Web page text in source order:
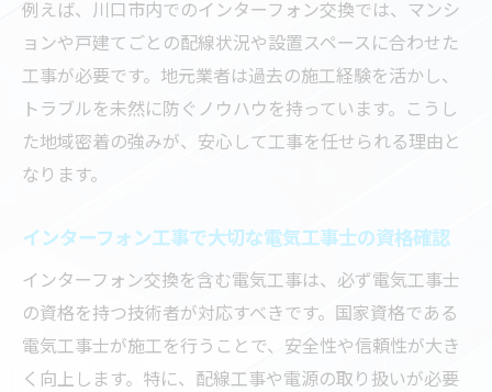
例えば、川口市内でのインターフォン交換では、マンシ
ョンや戸建てごとの配線状況や設置スペースに合わせた
工事が必要です。地元業者は過去の施工経験を活かし、
トラブルを未然に防ぐノウハウを持っています。こうし
た地域密着の強みが、安心して工事を任せられる理由と
なります。
インターフォン工事で大切な電気工事士の資格確認
インターフォン交換を含む電気工事は、必ず電気工事士
の資格を持つ技術者が対応すべきです。国家資格である
電気工事士が施工を行うことで、安全性や信頼性が大き
く向上します。特に、配線工事や電源の取り扱いが必要